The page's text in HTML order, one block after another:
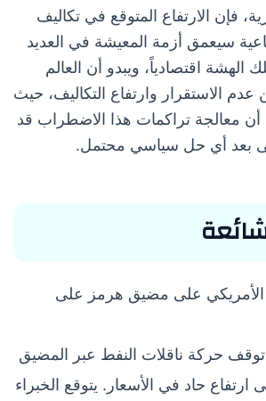
فإن الارتفاع المتوقع في تكاليف
سيعمق أزمة المعيشة في العديد
الهشة اقتصادياً، ويبدو أن العالم
الاستقرار وارتفاع التكاليف، حيث
معالجة تراكمات هذا الاضطراب قد
بعد أي حل سياسي محتمل.
الأمريكي على مضيق هرمز على
حركة ناقلات النفط عبر المضيق
ارتفاع حاد في الأسعار. يتوقع الخبراء